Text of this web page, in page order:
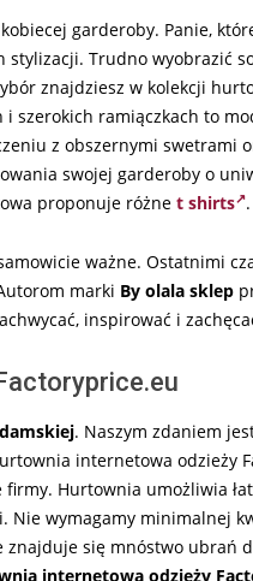
garderoby. Panie,
stylizacji. Trudno wyobrazić
znajdziesz w kolekcji
i szerokich ramiączkach to
z obszernymi swetrami
swojej garderoby o
proponuje różne t shirts .
ważne. Ostatnimi
marki By olala sklep
inspirować i
. Naszym zdaniem
internetowa odzieży
Hurtownia umożliwia
Nie wymagamy minimalnej
znajduje się mnóstwo ubrań
internetowa odzieży